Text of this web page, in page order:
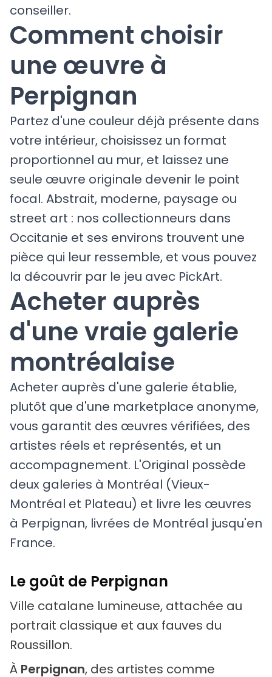
conseiller.
Comment choisir
une œuvre à
Perpignan
Partez d'une couleur déjà présente dans
votre intérieur, choisissez un format
proportionnel au mur, et laissez une
seule œuvre originale devenir le point
focal. Abstrait, moderne, paysage ou
street art : nos collectionneurs dans
Occitanie et ses environs trouvent une
pièce qui leur ressemble, et vous pouvez
la découvrir par le jeu avec PickArt.
Acheter auprès
d'une vraie galerie
montréalaise
Acheter auprès d'une galerie établie,
plutôt que d'une marketplace anonyme,
vous garantit des œuvres vérifiées, des
artistes réels et représentés, et un
accompagnement. L'Original possède
deux galeries à Montréal (Vieux-
Montréal et Plateau) et livre les œuvres
à Perpignan, livrées de Montréal jusqu'en
France.
Le goût de Perpignan
Ville catalane lumineuse, attachée au
portrait classique et aux fauves du
Roussillon.
À Perpignan, des artistes comme